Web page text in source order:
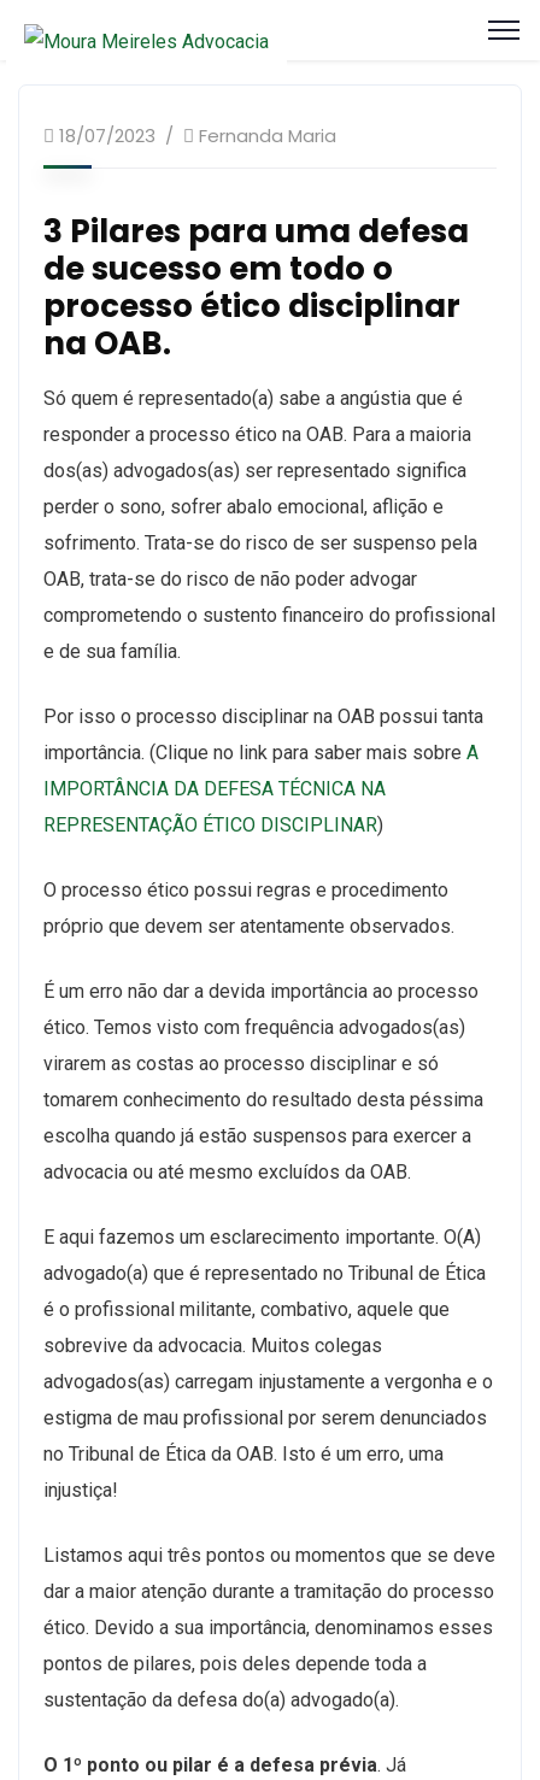
18/07/2023 Fernanda Maria
3 Pilares para uma defesa
de sucesso em todo o
processo ético disciplinar
na OAB.
Só quem é representado(a) sabe a angústia que é
responder a processo ético na OAB. Para a maioria
dos(as) advogados(as) ser representado significa
perder o sono, sofrer abalo emocional, aflição e
sofrimento. Trata-se do risco de ser suspenso pela
OAB, trata-se do risco de não poder advogar
comprometendo o sustento financeiro do profissional
e de sua família.
Por isso o processo disciplinar na OAB possui tanta
importância. (Clique no link para saber mais sobre A
IMPORTÂNCIA DA DEFESA TÉCNICA NA
REPRESENTAÇÃO ÉTICO DISCIPLINAR)
O processo ético possui regras e procedimento
próprio que devem ser atentamente observados.
É um erro não dar a devida importância ao processo
ético. Temos visto com frequência advogados(as)
virarem as costas ao processo disciplinar e só
tomarem conhecimento do resultado desta péssima
escolha quando já estão suspensos para exercer a
advocacia ou até mesmo excluídos da OAB.
E aqui fazemos um esclarecimento importante. O(A)
advogado(a) que é representado no Tribunal de Ética
é o profissional militante, combativo, aquele que
sobrevive da advocacia. Muitos colegas
advogados(as) carregam injustamente a vergonha e o
estigma de mau profissional por serem denunciados
no Tribunal de Ética da OAB. Isto é um erro, uma
injustiça!
Listamos aqui três pontos ou momentos que se deve
dar a maior atenção durante a tramitação do processo
ético. Devido a sua importância, denominamos esses
pontos de pilares, pois deles depende toda a
sustentação da defesa do(a) advogado(a).
O 1º ponto ou pilar é a defesa prévia. Já